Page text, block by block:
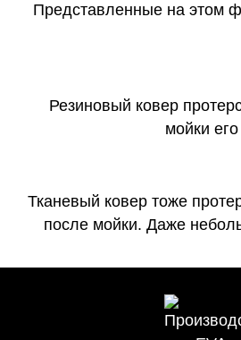
Представленные на этом
Резиновый ковер
мойки
Тканевый ковер тоже
после мойки. Даже